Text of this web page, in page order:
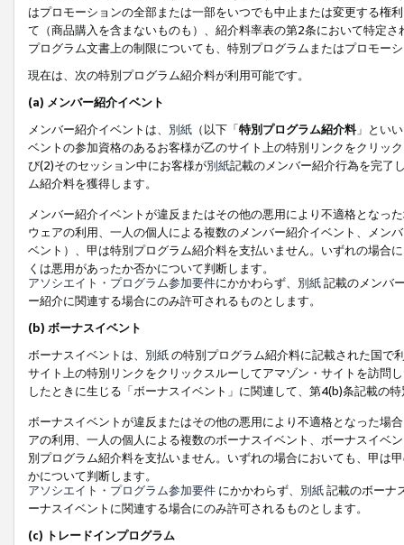
はプロモーションの全部または一部をいつでも中止または変更する権
て（商品購入を含まないものも）、紹介料率表の第2条において特定
プログラム文書上の制限についても、特別プログラムまたはプロモー
現在は、次の特別プログラム紹介料が利用可能です。
(a) メンバー紹介イベント
メンバー紹介イベントは、 別紙 （以下「特別プログラム紹介料」とい
ベントの参加資格のあるお客様が乙のサイト上の特別リンクをクリッ
び(2)そのセッション中にお客様が別紙記載のメンバー紹介行為を完了
ム紹介料を獲得します。
メンバー紹介イベントが違反またはその他の悪用により不適格となっ
ウェアの利用、一人の個人による複数のメンバー紹介イベント、メン
ベント）、甲は特別プログラム紹介料を支払いません。いずれの場合
くは悪用があったか否かについて判断します。
アソシエイト・プログラム参加要件にかかわらず、 別紙記載のメンバ
ー紹介に関連する場合にのみ許可されるものとします。
(b) ボーナスイベント
ボーナスイベントは、 別紙の特別プログラム紹介料に記載された国で
サイト上の特別リンクをクリックスルーしてアマゾン・サイトを訪問
したときに生じる「ボーナスイベント」に関連して、第4(b)条記載の
ボーナスイベントが違反またはその他の悪用により不適格となった場
アの利用、一人の個人による複数のボーナスイベント、ボーナスイベ
別プログラム紹介料を支払いません。いずれの場合においても、甲は
かについて判断します。
アソシエイト・プログラム参加要件 にかかわらず、 別紙記載のボーナ
ーナスイベントに関連する場合にのみ許可されるものとします。
(c) トレードインプログラム